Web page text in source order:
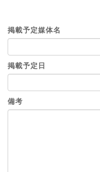
掲載予定媒体名
掲載予定日
備考